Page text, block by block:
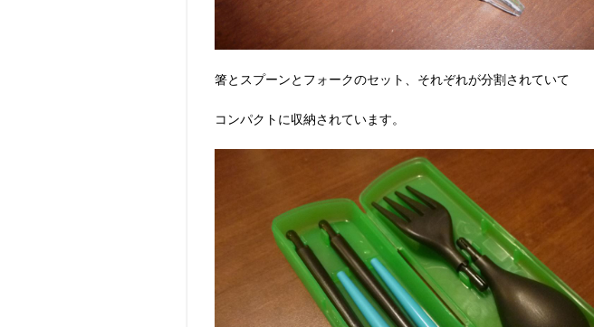
箸とスプーンとフォークのセット、それぞれが分割されていて
コンパクトに収納されています。